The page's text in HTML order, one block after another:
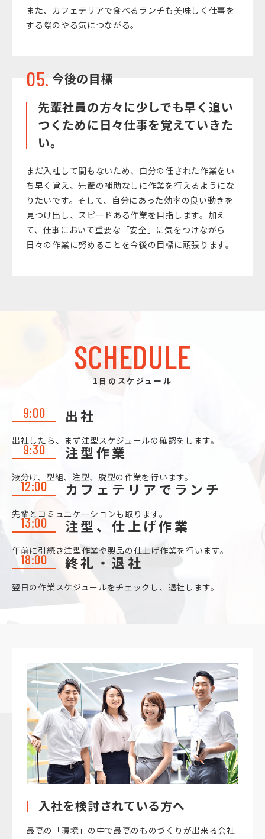
また、カフェテリアで食べるランチも美味しく仕事を
する際のやる気につながる。
05. 今後の目標
先輩社員の方々に少しでも早く追い
つくために日々仕事を覚えていきた
い。
まだ入社して間もないため、自分の任された作業をい
ち早く覚え、先輩の補助なしに作業を行えるようにな
りたいです。そして、自分にあった効率の良い動きを
見つけ出し、スピードある作業を目指します。加え
て、仕事において重要な「安全」に気をつけながら
日々の作業に努めることを今後の目標に頑張ります。
SCHEDULE
1日のスケジュール
9:00 出社
出社したら、まず注型スケジュールの確認をします。
9:30 注型作業
液分け、型組、注型、脱型の作業を行います。
12:00 カフェテリアでランチ
先輩とコミュニケーションも取ります。
13:00 注型、仕上げ作業
午前に引続き注型作業や製品の仕上げ作業を行います。
18:00 終礼・退社
翌日の作業スケジュールをチェックし、退社します。
入社を検討されている方へ
最高の「環境」の中で最高のものづくりが出来る会社